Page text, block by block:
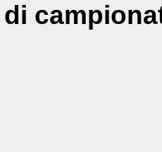
di